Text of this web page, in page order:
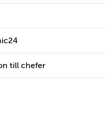
till chefer